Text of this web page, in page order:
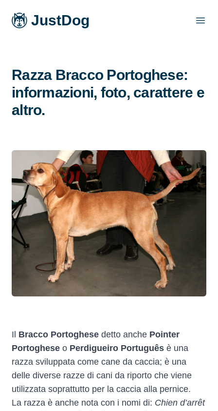
JustDog
Razza Bracco Portoghese:
informazioni, foto, carattere e
altro.
Il Bracco Portoghese detto anche Pointer
Portoghese o Perdigueiro Português è una
razza sviluppata come cane da caccia; è una
delle diverse razze di cani da riporto che viene
utilizzata soprattutto per la caccia alla pernice.
La razza è anche nota con i nomi di: Chien d’arrêt